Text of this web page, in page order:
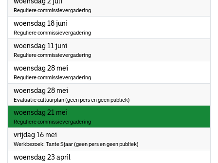
Reguliere commissievergadering
woensdag 18 juni
Reguliere commissievergadering
woensdag 11 juni
Reguliere commissievergadering
woensdag 28 mei
Reguliere commissievergadering
woensdag 28 mei
Evaluatie cultuurplan (geen pers en geen publiek)
woensdag 21 mei
Reguliere commissievergadering
vrijdag 16 mei
Werkbezoek: Tante Sjaar (geen pers en geen publiek)
woensdag 23 april